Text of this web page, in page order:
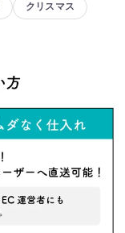
クリスマス